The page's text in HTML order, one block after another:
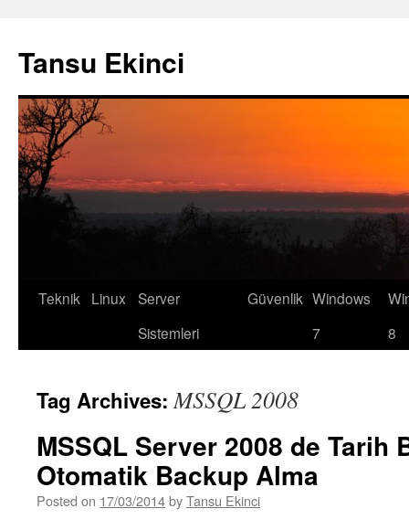
Tansu Ekinci
Skip
Teknik Linux
Server
Sistemleri
Güvenlik Windows
7
8
Tag Archives:MSSQL 2008
MSSQL Server 2008 de Tarih
Otomatik Backup Alma
Posted on 17/03/2014byTansu Ekinci